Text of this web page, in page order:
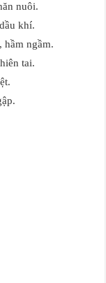
nuôi.
khí.
hầm ngầm.
tai.